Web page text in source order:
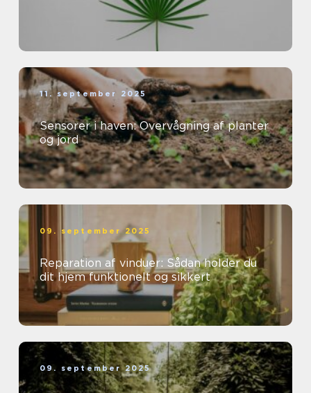
11. september 2025
Sensorer i haven: Overvågning af planter
og jord
09. september 2025
Reparation af vinduer: Sådan holder du
dit hjem funktionelt og sikkert
09. september 2025